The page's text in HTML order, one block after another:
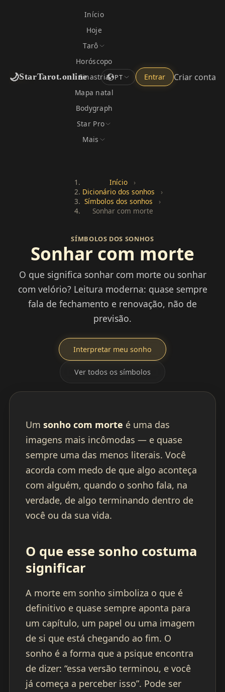
🌙StarTarot.online
Início
Hoje
Tarô
Horóscopo
Sinastria
Mapa natal
Bodygraph
Star Pro
Mais
PT Entrar Criar conta
Início
›
Dicionário dos sonhos
›
Símbolos dos sonhos
›
Sonhar com morte
SÍMBOLOS DOS SONHOS
Sonhar com morte
O que significa sonhar com morte ou sonhar
com velório? Leitura moderna: quase sempre
fala de fechamento e renovação, não de
previsão.
Interpretar meu sonho
Ver todos os símbolos
Um sonho com morte é uma das
imagens mais incômodas — e quase
sempre uma das menos literais. Você
acorda com medo de que algo aconteça
com alguém, quando o sonho fala, na
verdade, de algo terminando dentro de
você ou da sua vida.
O que esse sonho costuma
significar
A morte em sonho simboliza o que é
definitivo e quase sempre aponta para
um capítulo, um papel ou uma imagem
de si que está chegando ao fim. O
sonho é a forma que a psique encontra
de dizer: “essa versão terminou, e você
já começa a perceber isso”. Pode ser